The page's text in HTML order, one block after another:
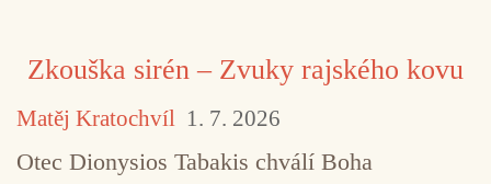
Zkouška sirén – Zvuky rajského kovu
Matěj Kratochvíl 1. 7. 2026
Otec Dionysios Tabakis chválí Boha